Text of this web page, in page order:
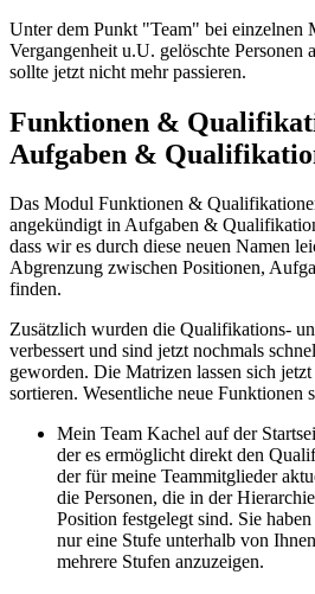
Unter dem Punkt "Team" bei einzelnen
Vergangenheit u.U. gelöschte Personen
sollte jetzt nicht mehr passieren.
Funktionen &
Aufgaben &
Das Modul Funktionen &
angekündigt in Aufgaben &
dass wir es durch diese neuen Namen
Abgrenzung zwischen Positionen,
finden.
Zusätzlich wurden die Qualifikations-
verbessert und sind jetzt nochmals
geworden. Die Matrizen lassen sich
sortieren. Wesentliche neue Funktionen
Mein Team Kachel auf der
der es ermöglicht direkt den
der für meine Teammitglieder
die Personen, die in der
Position festgelegt sind. Sie
nur eine Stufe unterhalb von
mehrere Stufen anzuzeigen.